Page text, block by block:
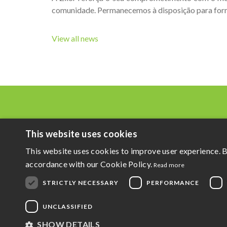
comunidade. Permanecemos à disposição para
View all news
This website uses cookies
This website uses cookies to improve user experience.
accordance with our Cookie Policy. Read more
STRICTLY NECESSARY PERFORMANCE
UNCLASSIFIED
SHOW DETAILS